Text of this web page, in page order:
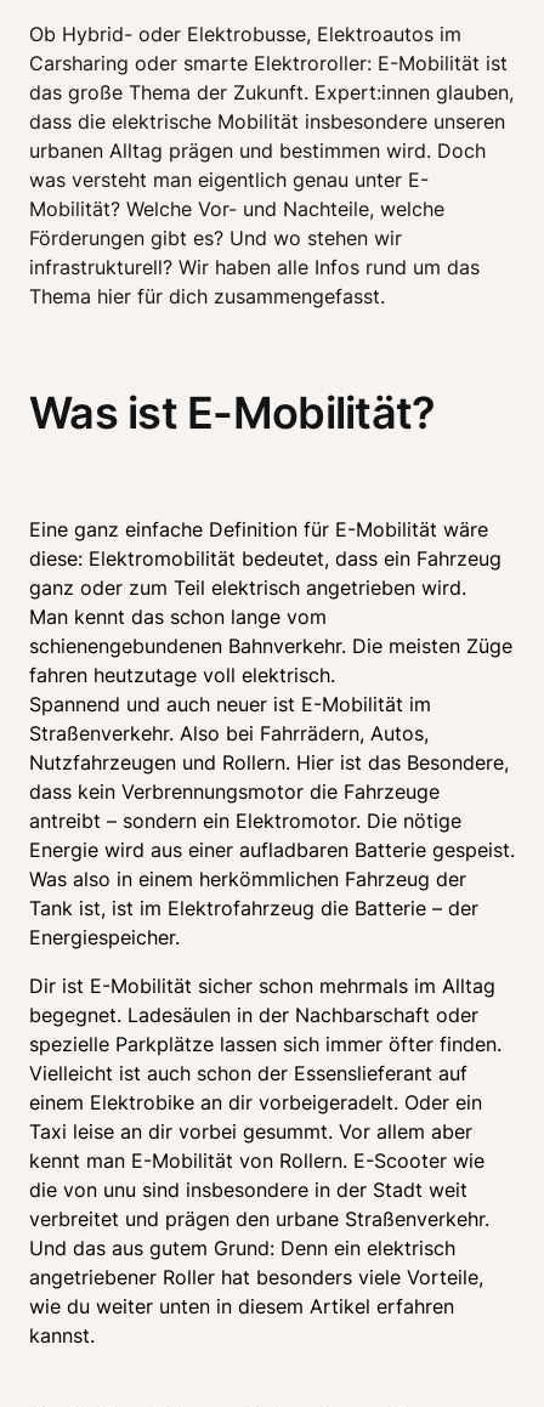
Ob Hybrid- oder Elektrobusse, Elektroautos im
Carsharing oder smarte Elektroroller: E-Mobilität ist
das große Thema der Zukunft. Expert:innen glauben,
dass die elektrische Mobilität insbesondere unseren
urbanen Alltag prägen und bestimmen wird. Doch
was versteht man eigentlich genau unter E-
Mobilität? Welche Vor- und Nachteile, welche
Förderungen gibt es? Und wo stehen wir
infrastrukturell? Wir haben alle Infos rund um das
Thema hier für dich zusammengefasst.
Was ist E-Mobilität?
Eine ganz einfache Definition für E-Mobilität wäre
diese: Elektromobilität bedeutet, dass ein Fahrzeug
ganz oder zum Teil elektrisch angetrieben wird.
Man kennt das schon lange vom
schienengebundenen Bahnverkehr. Die meisten Züge
fahren heutzutage voll elektrisch.
Spannend und auch neuer ist E-Mobilität im
Straßenverkehr. Also bei Fahrrädern, Autos,
Nutzfahrzeugen und Rollern. Hier ist das Besondere,
dass kein Verbrennungsmotor die Fahrzeuge
antreibt – sondern ein Elektromotor. Die nötige
Energie wird aus einer aufladbaren Batterie gespeist.
Was also in einem herkömmlichen Fahrzeug der
Tank ist, ist im Elektrofahrzeug die Batterie – der
Energiespeicher.
Dir ist E-Mobilität sicher schon mehrmals im Alltag
begegnet. Ladesäulen in der Nachbarschaft oder
spezielle Parkplätze lassen sich immer öfter finden.
Vielleicht ist auch schon der Essenslieferant auf
einem Elektrobike an dir vorbeigeradelt. Oder ein
Taxi leise an dir vorbei gesummt. Vor allem aber
kennt man E-Mobilität von Rollern. E-Scooter wie
die von unu sind insbesondere in der Stadt weit
verbreitet und prägen den urbane Straßenverkehr.
Und das aus gutem Grund: Denn ein elektrisch
angetriebener Roller hat besonders viele Vorteile,
wie du weiter unten in diesem Artikel erfahren
kannst.